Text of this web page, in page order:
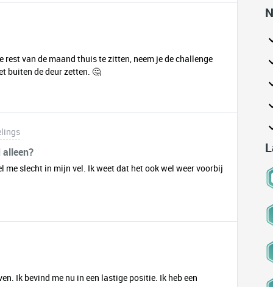
van de maand thuis te zitten, neem je de challenge
buiten de deur zetten. 🤔​​​​​
me slecht in mijn vel. Ik weet dat het ook wel weer voorbij
Ik bevind me nu in een lastige positie. Ik heb een